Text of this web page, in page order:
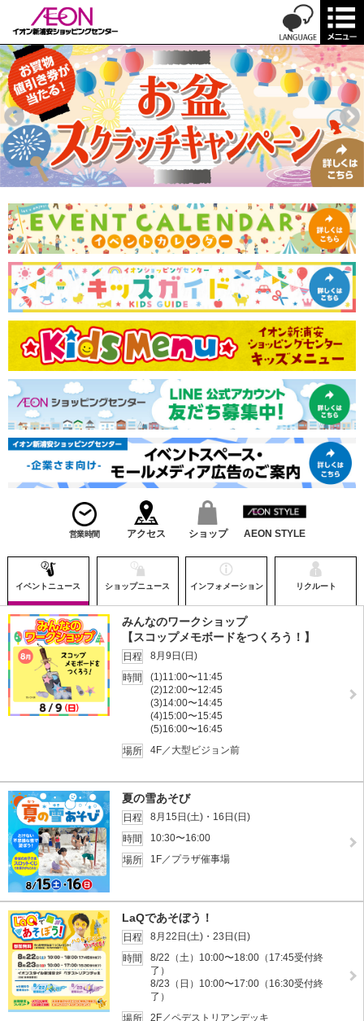
営業時間 アクセス ショップ AEON STYLE
イベントニュース ショップニュース インフォメーション リクルート
みんなのワークショップ
【スコップメモボードをつくろう！】
日程
8月9日(日)
時間
(1)11:00〜11:45
(2)12:00〜12:45
(3)14:00〜14:45
(4)15:00〜15:45
(5)16:00〜16:45
場所
4F／大型ビジョン前
夏の雪あそび
日程
8月15日(土)・16日(日)
時間
10:30〜16:00
場所
1F／プラザ催事場
LaQであそぼう！
日程
8月22日(土)・23日(日)
時間
8/22（土）10:00〜18:00（17:45受付終
了）
8/23（日）10:00〜17:00（16:30受付終
了）
場所
2F／ペデストリアンデッキ